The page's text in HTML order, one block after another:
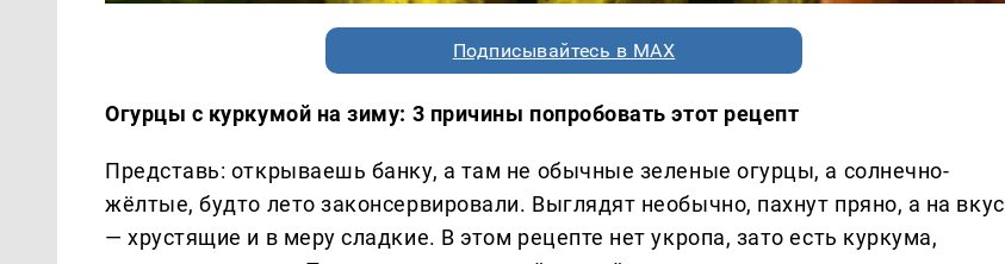
Подписывайтесь в MAX
Огурцы с куркумой на зиму: 3 причины попробовать этот рецепт
Представь: открываешь банку, а там не обычные зеленые огурцы, а солнечно-
жёлтые, будто лето законсервировали. Выглядят необычно, пахнут пряно, а на вкус
— хрустящие и в меру сладкие. В этом рецепте нет укропа, зато есть куркума,